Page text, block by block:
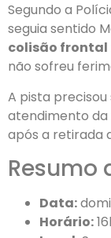
Segundo a
seguia sentido
colisão frontal
não sofreu
A pista
atendimento da
após a retirada
Resumo
Data:
Horário: